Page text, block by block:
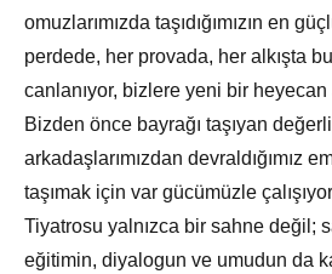
omuzlarımızda taşıdığımızın en
perdede, her provada, her alkışta
canlanıyor, bizlere yeni bir heyecan
Bizden önce bayrağı taşıyan
arkadaşlarımızdan devraldığımız
taşımak için var gücümüzle
Tiyatrosu yalnızca bir sahne değil;
eğitimin, diyalogun ve umudun da